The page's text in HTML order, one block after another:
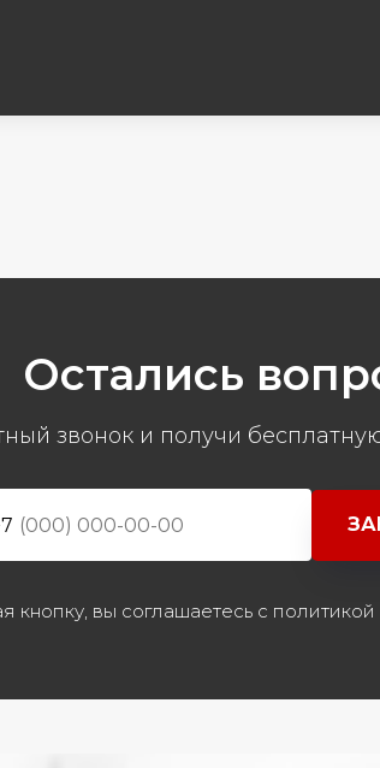
Остались
звонок и получи
кнопку, вы соглашаетесь с